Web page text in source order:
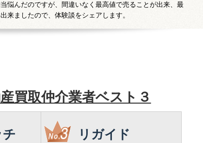
悩んだのですが、間違いなく最高値で売ることが出来、最
来ましたので、体験談をシェアします。
買取仲介業者ベスト３
リガイド